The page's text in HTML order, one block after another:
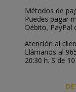
Métodos de
Puedes pagar
Débito, PayPal
Atención al
Llámanos al
20:30 h. S de